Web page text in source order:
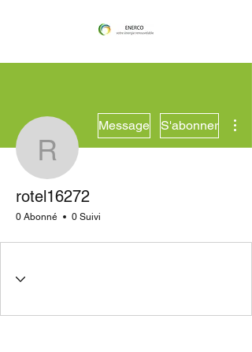
rotel16272
Message S'abonner
rotel16272
0 Abonné 0 Suivi